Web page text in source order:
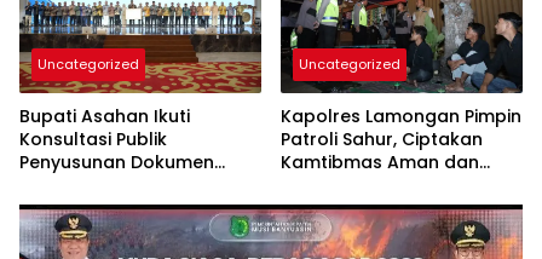
Uncategorized
Bupati Asahan Ikuti
Konsultasi Publik
Penyusunan Dokumen
Uncategorized
Kapolres Lamongan Pimpin
Patroli Sahur, Ciptakan
Kamtibmas Aman dan
Ramadhan